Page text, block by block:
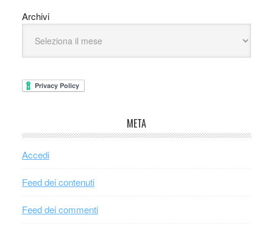
Archivi
META
Accedi
Feed dei contenuti
Feed dei commenti